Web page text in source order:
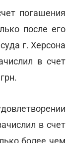
погашения
после его
г. Херсона
в счет
в счет
более чем